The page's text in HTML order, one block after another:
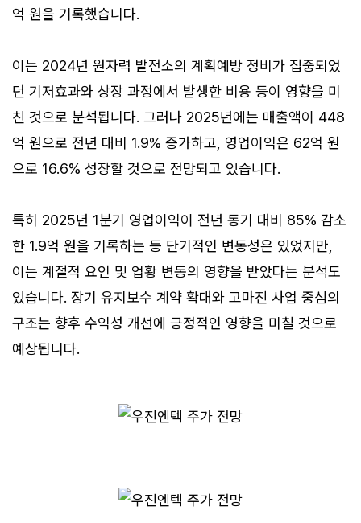
억 원을 기록했습니다.
이는 2024년 원자력 발전소의 계획예방 정비가 집중되었
던 기저효과와 상장 과정에서 발생한 비용 등이 영향을 미
친 것으로 분석됩니다. 그러나 2025년에는 매출액이 448
억 원으로 전년 대비 1.9% 증가하고, 영업이익은 62억 원
으로 16.6% 성장할 것으로 전망되고 있습니다.
특히 2025년 1분기 영업이익이 전년 동기 대비 85% 감소
한 1.9억 원을 기록하는 등 단기적인 변동성은 있었지만,
이는 계절적 요인 및 업황 변동의 영향을 받았다는 분석도
있습니다. 장기 유지보수 계약 확대와 고마진 사업 중심의
구조는 향후 수익성 개선에 긍정적인 영향을 미칠 것으로
예상됩니다.